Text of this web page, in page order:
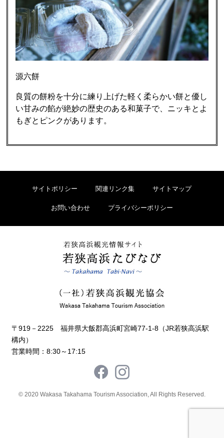
源六餅
良質の餅粉を十分に練り上げた軽く柔らかい餅と優し
い甘みの餡が絶妙の歴史のある和菓子で、ニッキとよ
もぎとピンクがあります。
サイトポリシー 関連リンク集 サイトマップ
お問い合わせ プライバシーポリシー
〒919－2225 福井県大飯郡高浜町宮崎77-1-8（JR若狭高浜駅
構内）
営業時間：8:30～17:15
© 2020 Wakasa Takahama Tourism Association, All Rights Reserved.